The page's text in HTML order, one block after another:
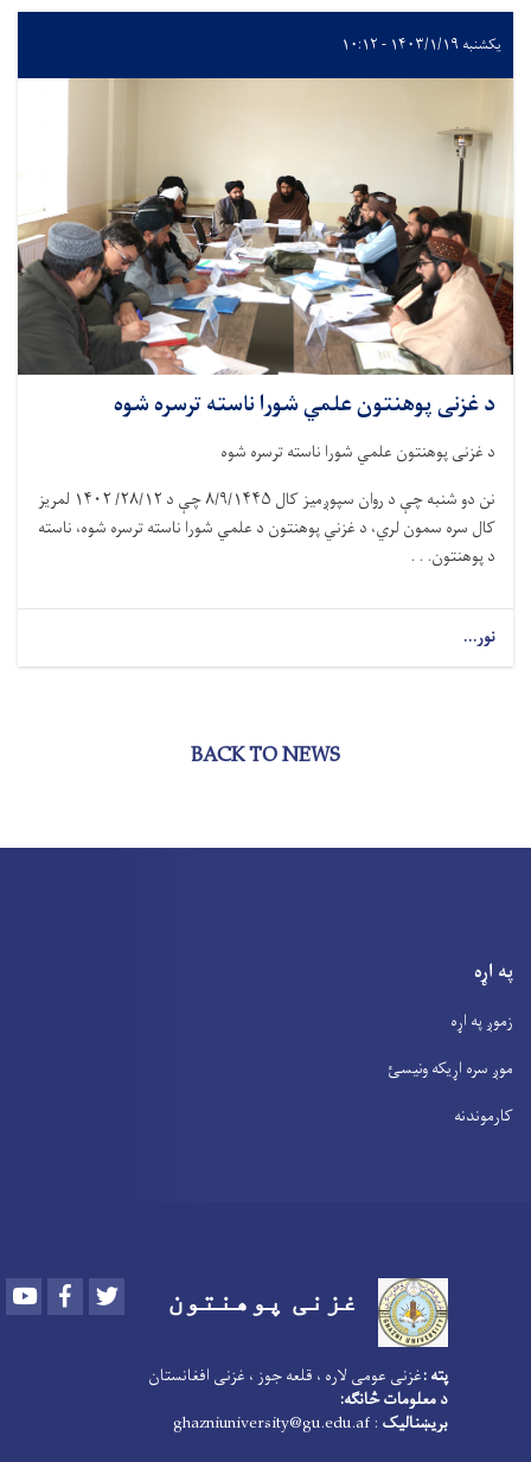
یکشنبه ۱۴۰۳/۱/۱۹ - ۱۰:۱۲
د غزنی پوهنتون علمي شورا ناسته ترسره شوه
د غزنی پوهنتون علمي شورا ناسته ترسره شوه
نن دو شنبه چې د روان سپوږميز کال ۸/۹/۱۴۴۵ چې د ۲۸/۱۲/ ۱۴۰۲ لمريز
کال سره سمون لري، د غزني پوهنتون د علمي شورا ناسته ترسره شوه، ناسته
د پوهنتون. . .
نور...
BACK TO NEWS
په اړه
زموږ په اړه
موږ سره اړیکه ونیسئ
کارموندنه
غزنی پوهنتون Youtube Facebook Twitter
پته :غزنی عومی لاره ، قلعه جوز ، غزنی افغانستان
د معلومات څانګه:
بریښنالیک : ghazniuniversity@gu.edu.af